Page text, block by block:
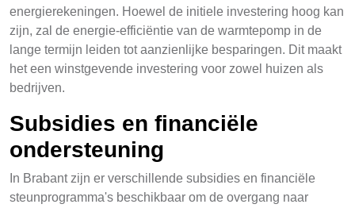
energierekeningen. Hoewel de initiele investering hoog kan
zijn, zal de energie-efficiëntie van de warmtepomp in de
lange termijn leiden tot aanzienlijke besparingen. Dit maakt
het een winstgevende investering voor zowel huizen als
bedrijven.
Subsidies en financiële
ondersteuning
In Brabant zijn er verschillende subsidies en financiële
steunprogramma's beschikbaar om de overgang naar